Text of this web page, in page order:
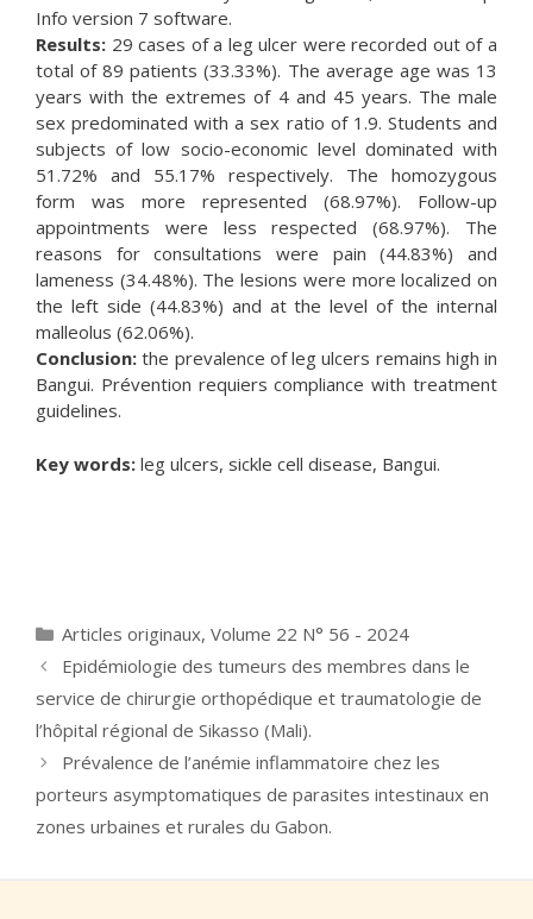
Info version 7 software.
Results: 29 cases of a leg ulcer were recorded out of a
total of 89 patients (33.33%). The average age was 13
years with the extremes of 4 and 45 years. The male
sex predominated with a sex ratio of 1.9. Students and
subjects of low socio-economic level dominated with
51.72% and 55.17% respectively. The homozygous
form was more represented (68.97%). Follow-up
appointments were less respected (68.97%). The
reasons for consultations were pain (44.83%) and
lameness (34.48%). The lesions were more localized on
the left side (44.83%) and at the level of the internal
malleolus (62.06%).
Conclusion: the prevalence of leg ulcers remains high in
Bangui. Prévention requiers compliance with treatment
guidelines.
Key words: leg ulcers, sickle cell disease, Bangui.
Catégories
Articles originaux, Volume 22 N° 56 - 2024
Epidémiologie des tumeurs des membres dans le
service de chirurgie orthopédique et traumatologie de
l’hôpital régional de Sikasso (Mali).
Prévalence de l’anémie inflammatoire chez les
porteurs asymptomatiques de parasites intestinaux en
zones urbaines et rurales du Gabon.